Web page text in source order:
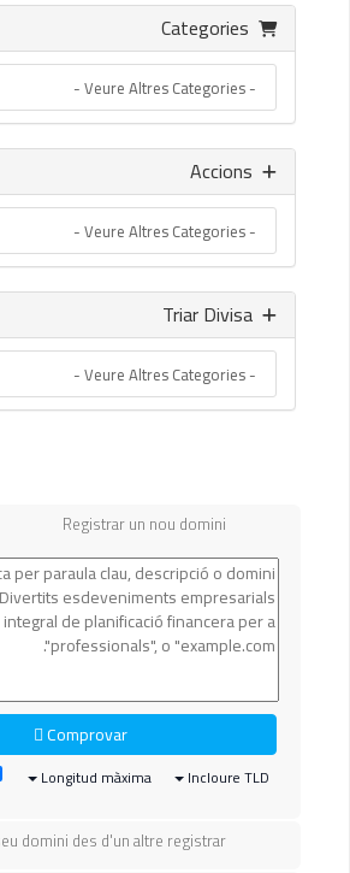
Registrar un nou domini
Comprovar
Incloure TLD
Longitud màxima
domini des d'un altre registrar